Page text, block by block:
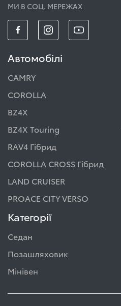
МИ В СОЦ. МЕРЕЖАХ
Автомобілі
CAMRY
COROLLA
BZ4X
BZ4X Touring
RAV4 Гібрид
COROLLA CROSS Гібрид
LAND CRUISER
PROACE CITY VERSO
Категорії
Седан
Позашляховик
Мінівен